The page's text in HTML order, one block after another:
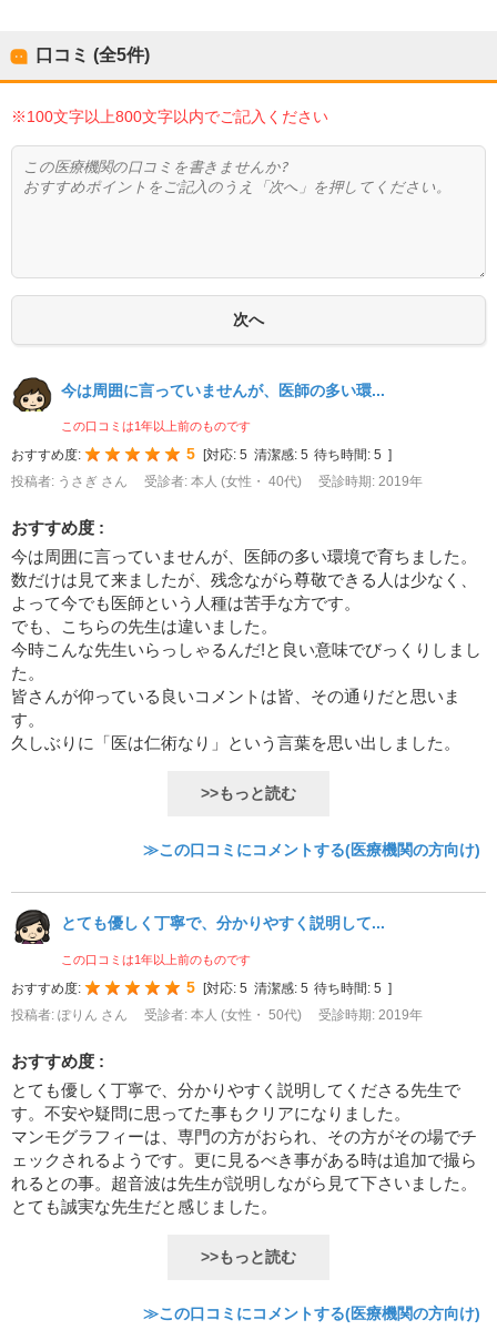
口コミ (全5件)
※100文字以上800文字以内でご記入ください
今は周囲に言っていませんが、医師の多い環...
この口コミは1年以上前のものです
おすすめ度: 5 対応: 5 清潔感: 5 待ち時間: 5
投稿者: うさぎ さん
受診者: 本人 (女性・ 40代) 受診時期: 2019年
おすすめ度 :
今は周囲に言っていませんが、医師の多い環境で育ちました。
数だけは見て来ましたが、残念ながら尊敬できる人は少なく、
よって今でも医師という人種は苦手な方です。
でも、こちらの先生は違いました。
今時こんな先生いらっしゃるんだ!と良い意味でびっくりしまし
た。
皆さんが仰っている良いコメントは皆、その通りだと思いま
す。
久しぶりに「医は仁術なり」という言葉を思い出しました。
>>もっと読む
≫この口コミにコメントする(医療機関の方向け)
とても優しく丁寧で、分かりやすく説明して...
この口コミは1年以上前のものです
おすすめ度: 5 [対応: 5 清潔感: 5 待ち時間: 5 ]
投稿者: ぽりん さん
受診者: 本人 (女性・ 50代) 受診時期: 2019年
おすすめ度 :
とても優しく丁寧で、分かりやすく説明してくださる先生で
す。不安や疑問に思ってた事もクリアになりました。
マンモグラフィーは、専門の方がおられ、その方がその場でチ
ェックされるようです。更に見るべき事がある時は追加で撮ら
れるとの事。超音波は先生が説明しながら見て下さいました。
とても誠実な先生だと感じました。
>>もっと読む
≫この口コミにコメントする(医療機関の方向け)